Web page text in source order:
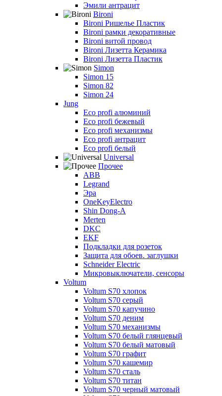
Эмили антрацит
Bironi
Bironi Ришелье Пластик
Bironi рамки декоративные
Bironi витой провод
Bironi Лизетта Керамика
Bironi Лизетта Пластик
Simon
Simon 15
Simon 82
Simon 24
Jung
Eco profi алюминий
Eco profi бежевый
Eco profi механизмы
Eco profi антрацит
Eco profi белый
Universal
Прочее
ABB
Legrand
Эра
OneKeyElectro
Shin Dong-A
Merten
DKC
EKF
Подкладки для розеток
Защита для обоев. заглушки
Schneider Electric
Микровыключатели, сенсоры
Voltum
Voltum S70 хлопок
Voltum S70 серый
Voltum S70 капучино
Voltum S70 деним
Voltum S70 механизмы
Voltum S70 белый глянцевый
Voltum S70 белый матовый
Voltum S70 графит
Voltum S70 кашемир
Voltum S70 сталь
Voltum S70 титан
Voltum S70 черный матовый